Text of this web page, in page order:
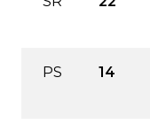
PS 14